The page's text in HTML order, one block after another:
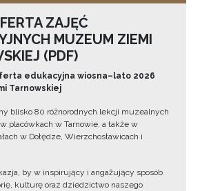
ZAJĘĆ
MUZEUM ZIEMI
(PDF)
edukacyjna wiosna–lato 2026
Tarnowskiej
blisko 80 różnorodnych lekcji muzealnych
placówkach w Tarnowie, a także w
w Dołędze, Wierzchosławicach i
by w inspirujący i angażujący sposób
kulturę oraz dziedzictwo naszego